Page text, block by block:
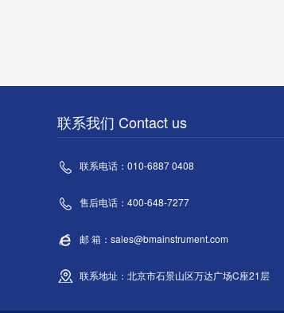
联系我们 Contact us
联系电话：010-6887 0408
售后电话：400-648-7277
邮 箱：sales@bmainstrument.com
联系地址：北京市石景山区万达广场C座21层